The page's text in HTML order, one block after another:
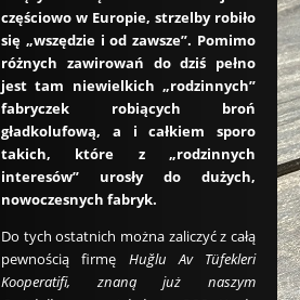
częściowo w Europie, strzelby robiło
się „wszędzie i od zawsze”. Pomimo
różnych zawirowań do dziś pełno
jest tam niewielkich „rodzinnych”
fabryczek robiących broń
gładkolufową, a i całkiem sporo
takich, które z „rodzinnych
interesów” urosły do dużych,
nowoczesnych fabryk.
Do tych ostatnich można zaliczyć z całą
pewnością firmę Huğlu Av Tüfekleri
Kooperatifi, znaną już naszym